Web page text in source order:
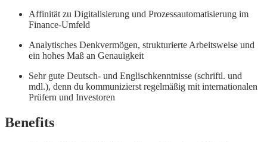
Affinität zu Digitalisierung und Prozessautomatisierung im
Finance-Umfeld
Analytisches Denkvermögen, strukturierte Arbeitsweise und
ein hohes Maß an Genauigkeit
Sehr gute Deutsch- und Englischkenntnisse (schriftl. und
mdl.), denn du kommunizierst regelmäßig mit internationalen
Prüfern und Investoren
Benefits